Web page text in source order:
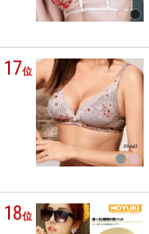
17位
18位